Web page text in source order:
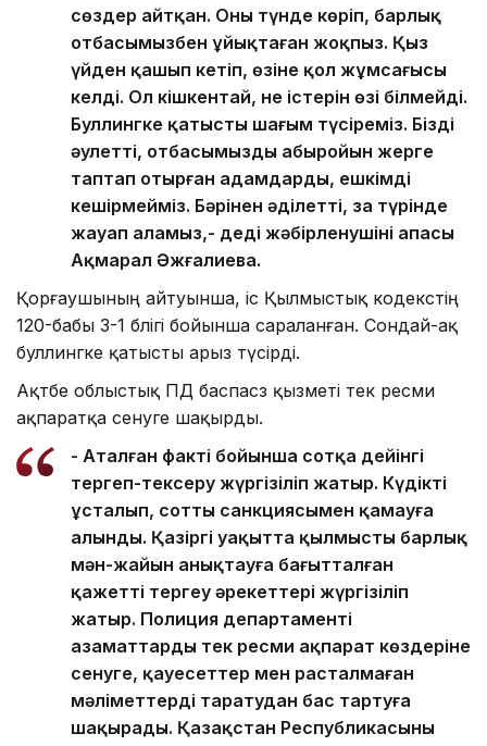
сөздер айтқан. Оны түнде көріп, барлық
отбасымызбен ұйықтаған жоқпыз. Қыз
үйден қашып кетіп, өзіне қол жұмсағысы
келді. Ол кішкентай, не істерін өзі білмейді.
Буллингке қатысты шағым түсіреміз. Біздің
әулеттің, отбасымыздың абыройын жерге
таптап отырған адамдарды, ешкімді
кешірмейміз. Бәрінен әділетті, заң түрінде
жауап аламыз,- деді жәбірленушінің апасы
Ақмарал Әжғалиева.
Қорғаушының айтуынша, іс Қылмыстық кодекстің
120-бабы 3-1 бөлігі бойынша сараланған. Сондай-ақ
буллингке қатысты арыз түсірді.
Ақтөбе облыстық ПД баспасөз қызметі тек ресми
ақпаратқа сенуге шақырды.
- Аталған факті бойынша сотқа дейінгі
тергеп-тексеру жүргізіліп жатыр. Күдікті
ұсталып, соттың санкциясымен қамауға
алынды. Қазіргі уақытта қылмыстың барлық
мән-жайын анықтауға бағытталған
қажетті тергеу әрекеттері жүргізіліп
жатыр. Полиция департаменті
азаматтарды тек ресми ақпарат көздеріне
сенуге, қауесеттер мен расталмаған
мәліметтерді таратудан бас тартуға
шақырады. Қазақстан Республикасының